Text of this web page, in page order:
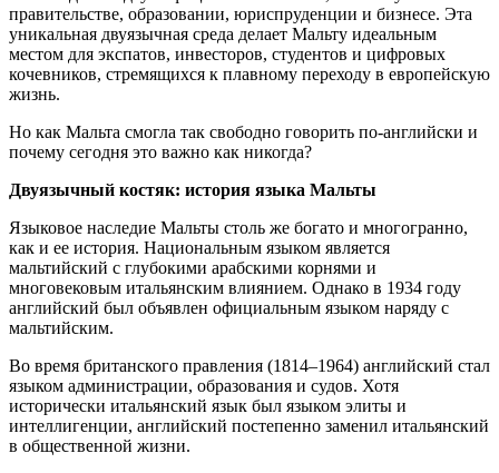
правительстве, образовании, юриспруденции и бизнесе. Эта
уникальная двуязычная среда делает Мальту идеальным
местом для экспатов, инвесторов, студентов и цифровых
кочевников, стремящихся к плавному переходу в европейскую
жизнь.
Но как Мальта смогла так свободно говорить по-английски и
почему сегодня это важно как никогда?
Двуязычный костяк: история языка Мальты
Языковое наследие Мальты столь же богато и многогранно,
как и ее история. Национальным языком является
мальтийский с глубокими арабскими корнями и
многовековым итальянским влиянием. Однако в 1934 году
английский был объявлен официальным языком наряду с
мальтийским.
Во время британского правления (1814–1964) английский стал
языком администрации, образования и судов. Хотя
исторически итальянский язык был языком элиты и
интеллигенции, английский постепенно заменил итальянский
в общественной жизни.